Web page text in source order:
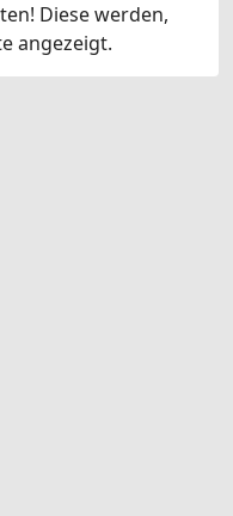
Diese werden,
angezeigt.